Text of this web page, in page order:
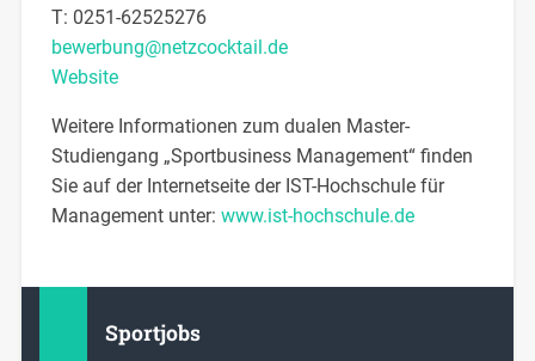
T: 0251-62525276
bewerbung@netzcocktail.de
Website
Weitere Informationen zum dualen Master-
Studiengang „Sportbusiness Management“ finden
Sie auf der Internetseite der IST-Hochschule für
Management unter: www.ist-hochschule.de
Sportjobs